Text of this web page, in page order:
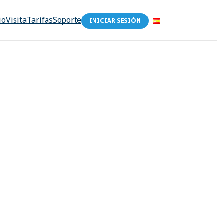
VisitaTarifasSoporte INICIAR SESIÓN